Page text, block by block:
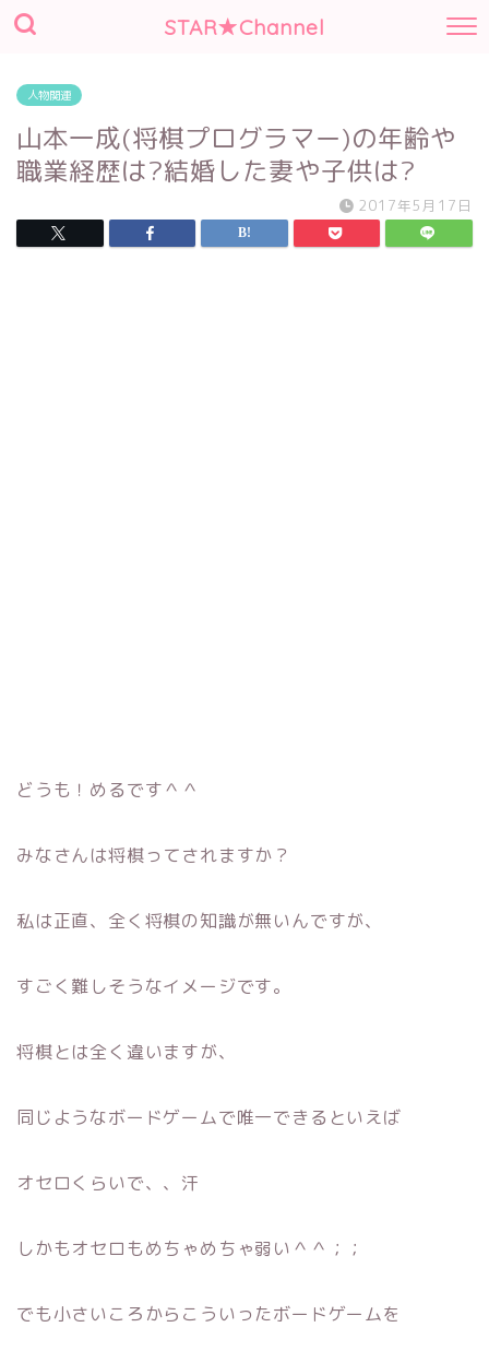
STAR★Channel
人物関連
山本一成(将棋プログラマー)の年齢や
職業経歴は?結婚した妻や子供は?
2017年5月17日
どうも！めるです＾＾
みなさんは将棋ってされますか？
私は正直、全く将棋の知識が無いんですが、
すごく難しそうなイメージです。
将棋とは全く違いますが、
同じようなボードゲームで唯一できるといえば
オセロくらいで、、汗
しかもオセロもめちゃめちゃ弱い＾＾；；
でも小さいころからこういったボードゲームを